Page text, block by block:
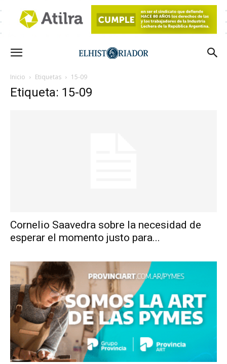
Inicio Etiquetas 15-09
Etiqueta: 15-09
Cornelio Saavedra sobre la necesidad de
esperar el momento justo para...